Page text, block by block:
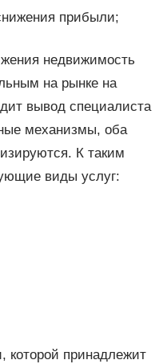
прибыли;
недвижимость
на рынке на
вывод специалиста
механизмы, оба
К таким
виды услуг:
которой принадлежит